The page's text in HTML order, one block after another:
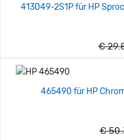
413049-2S1P für HP
€
465490 für HP
€